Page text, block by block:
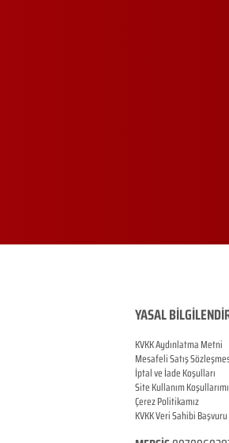
YASAL
KVKK Aydınlatma Metni
Mesafeli Satış
İptal ve İade Koşulları
Site Kullanım
Çerez Politikamız
KVKK Veri Sahibi